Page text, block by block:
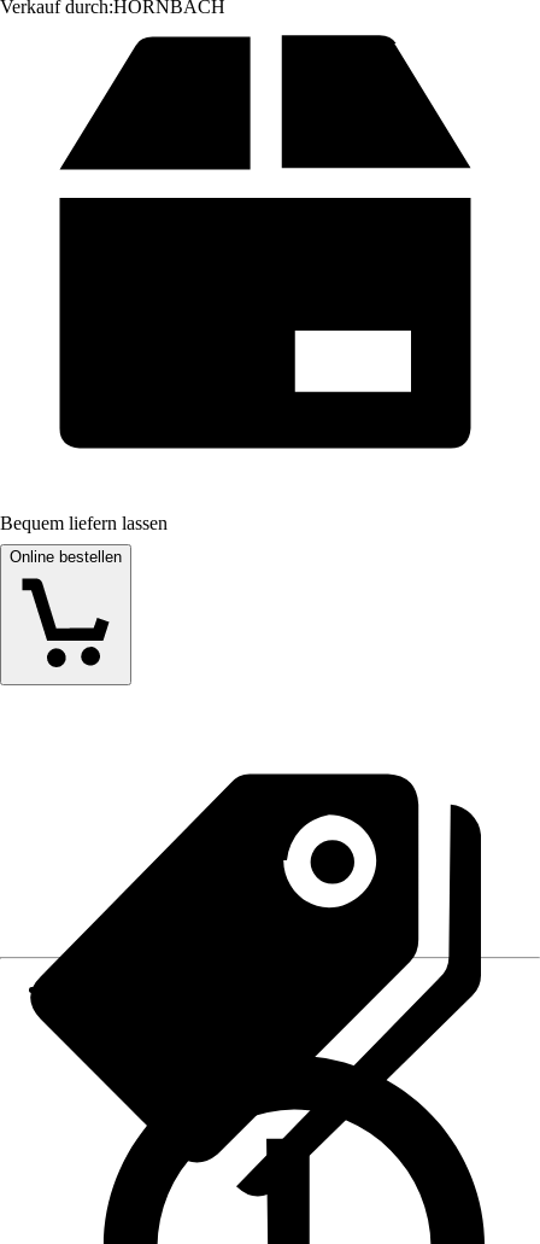
Verkauf durch:HORNBACH
Bequem liefern lassen
Online bestellen